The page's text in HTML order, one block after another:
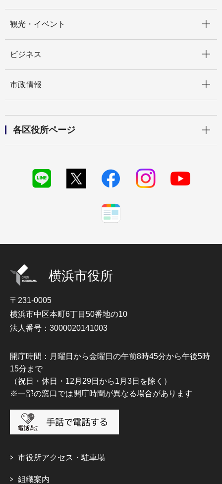
観光・イベント
ビジネス
市政情報
各区役所ページ
横浜市役所
〒231-0005
横浜市中区本町6丁目50番地の10
法人番号：3000020141003
開庁時間：月曜日から金曜日の午前8時45分から午後5時
15分まで
（祝日・休日・12月29日から1月3日を除く）
※一部の窓口では開庁時間が異なる場合があります
市役所アクセス・駐車場
組織案内